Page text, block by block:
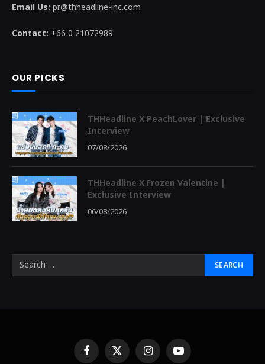
Email Us: pr@thheadline-inc.com
Contact: +66 0 21072989
OUR PICKS
THHeadline X PeachLover | Exclusive
Interview
07/08/2026
THHeadline X Frozen Valentine |
Exclusive Interview
06/08/2026
FacebookX
InstagramYouTube